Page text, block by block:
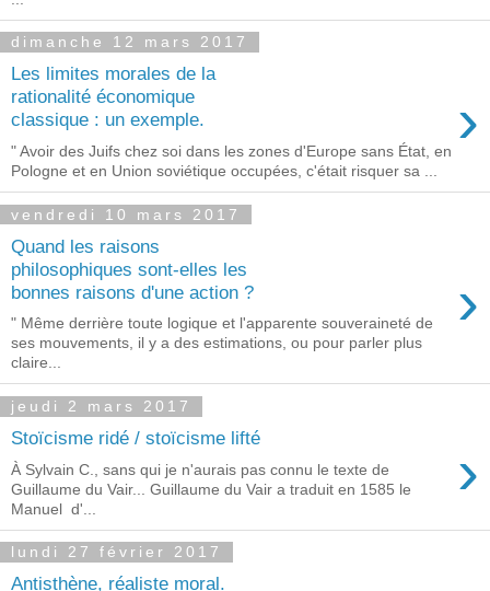
dimanche 12 mars 2017
Les limites morales de la
rationalité économique
classique : un exemple.
›
" Avoir des Juifs chez soi dans les zones d'Europe sans État, en
Pologne et en Union soviétique occupées, c'était risquer sa ...
vendredi 10 mars 2017
Quand les raisons
philosophiques sont-elles les
bonnes raisons d'une action ?
›
" Même derrière toute logique et l'apparente souveraineté de
ses mouvements, il y a des estimations, ou pour parler plus
claire...
jeudi 2 mars 2017
Stoïcisme ridé / stoïcisme lifté ›
À Sylvain C., sans qui je n'aurais pas connu le texte de
Guillaume du Vair... Guillaume du Vair a traduit en 1585 le
Manuel d'...
lundi 27 février 2017
Antisthène, réaliste moral.